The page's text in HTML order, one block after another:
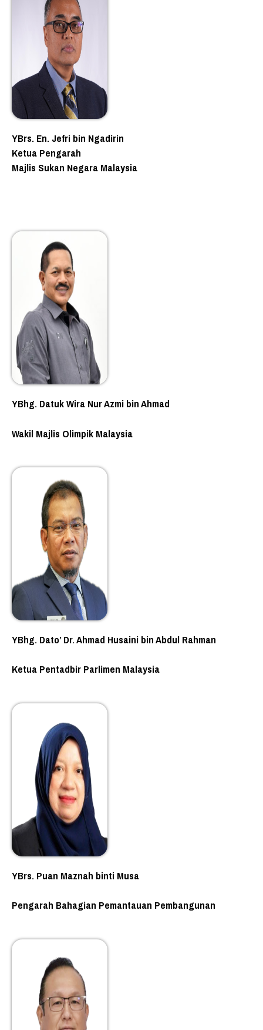
YBrs. En. Jefri bin Ngadirin
Ketua Pengarah
Majlis Sukan Negara Malaysia
YBhg. Datuk Wira Nur Azmi bin Ahmad
Wakil Majlis Olimpik Malaysia
YBhg. Dato’ Dr. Ahmad Husaini bin Abdul Rahman
Ketua Pentadbir Parlimen Malaysia
YBrs. Puan Maznah binti Musa
Pengarah Bahagian Pemantauan Pembangunan